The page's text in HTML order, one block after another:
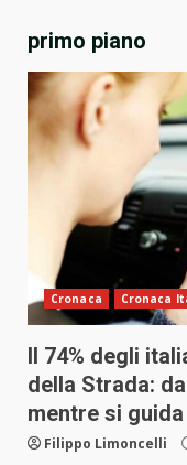
primo piano
Cronaca Cronaca
Il 74% degli
della Strada:
mentre si guida
Filippo Limoncelli